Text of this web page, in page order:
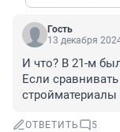
Гость
13 декабря
И что? В 21-м
Если
ОТВЕТИТЬ 5